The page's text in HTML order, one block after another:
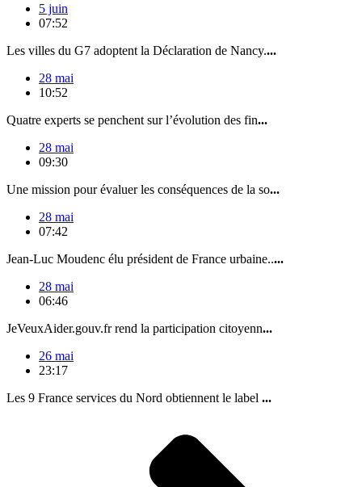
5 juin
07:52
Les villes du G7 adoptent la Déclaration de Nancy....
28 mai
10:52
Quatre experts se penchent sur l’évolution des fin...
28 mai
09:30
Une mission pour évaluer les conséquences de la so...
28 mai
07:42
Jean-Luc Moudenc élu président de France urbaine.....
28 mai
06:46
JeVeuxAider.gouv.fr rend la participation citoyenn...
26 mai
23:17
Les 9 France services du Nord obtiennent le label ...